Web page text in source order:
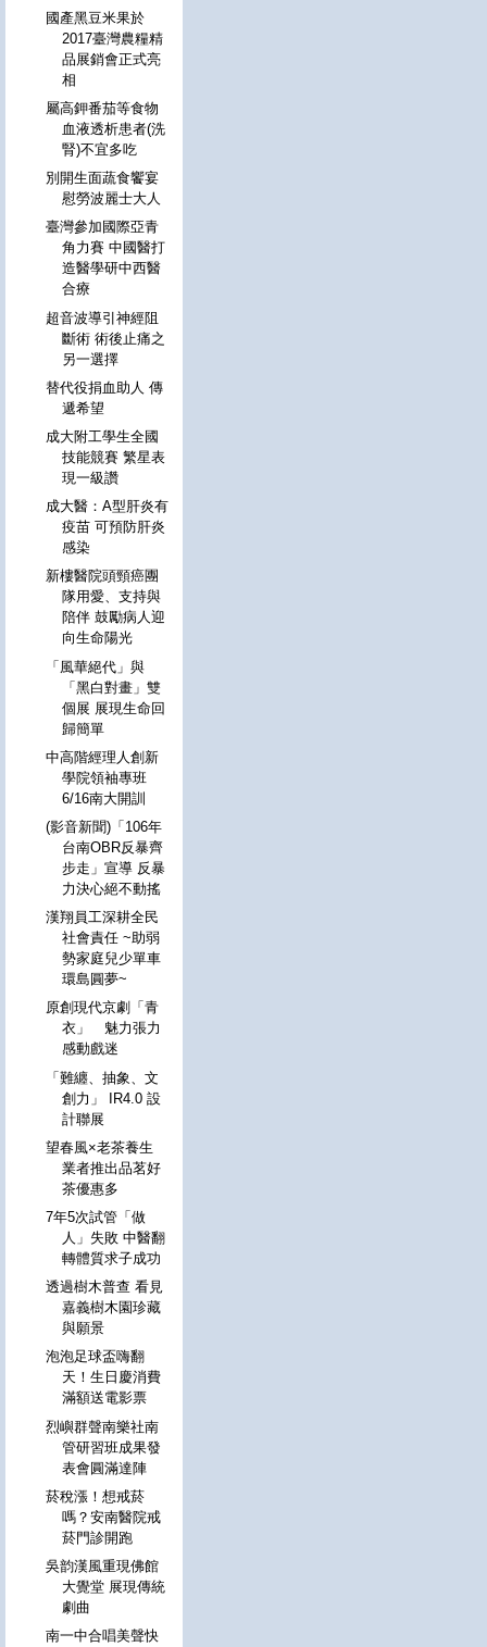
國產黑豆米果於
2017臺灣農糧精
品展銷會正式亮
相
屬高鉀番茄等食物
血液透析患者(洗
腎)不宜多吃
別開生面蔬食饗宴
慰勞波麗士大人
臺灣參加國際亞青
角力賽 中國醫打
造醫學研中西醫
合療
超音波導引神經阻
斷術 術後止痛之
另一選擇
替代役捐血助人 傳
遞希望
成大附工學生全國
技能競賽 繁星表
現一級讚
成大醫：A型肝炎有
疫苗 可預防肝炎
感染
新樓醫院頭頸癌團
隊用愛、支持與
陪伴 鼓勵病人迎
向生命陽光
「風華絕代」與
「黑白對畫」雙
個展 展現生命回
歸簡單
中高階經理人創新
學院領袖專班
6/16南大開訓
(影音新聞)「106年
台南OBR反暴齊
步走」宣導 反暴
力決心絕不動搖
漢翔員工深耕全民
社會責任 ~助弱
勢家庭兒少單車
環島圓夢~
原創現代京劇「青
衣」 魅力張力
感動戲迷
「難纏、抽象、文
創力」 IR4.0 設
計聯展
望春風×老茶養生
業者推出品茗好
茶優惠多
7年5次試管「做
人」失敗 中醫翻
轉體質求子成功
透過樹木普查 看見
嘉義樹木園珍藏
與願景
泡泡足球盃嗨翻
天！生日慶消費
滿額送電影票
烈嶼群聲南樂社南
管研習班成果發
表會圓滿達陣
菸稅漲！想戒菸
嗎？安南醫院戒
菸門診開跑
吳韵漢風重現佛館
大覺堂 展現傳統
劇曲
南一中合唱美聲快